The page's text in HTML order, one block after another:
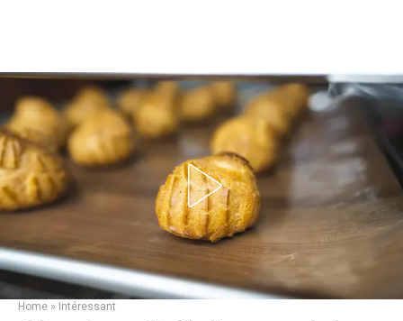
Home » Intéressant